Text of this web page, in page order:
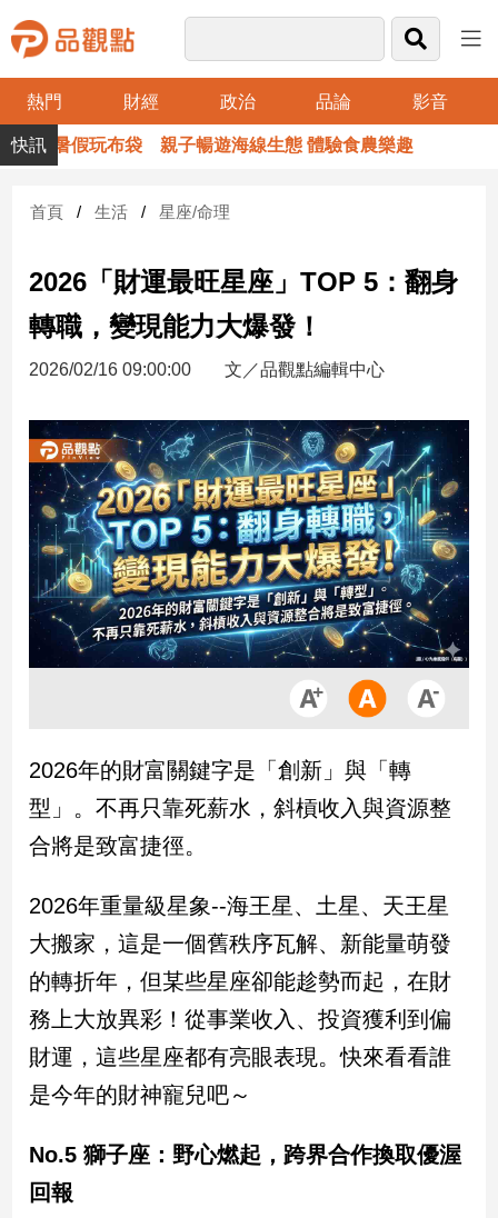
熱門 財經 政治 品論 影音
品
觀
財
台
財
新
產
經/
股
市
房
地
產
品
政
政
治
點
品
點
民
調
國
會
暑假玩布袋 親子暢遊海線生態 體驗食農樂趣
首頁 生活 星座/命理
2026「財運最旺星座」TOP 5：翻身
轉職，變現能力大爆發！
2026/02/16 09:00:00 文／品觀點編輯中心
2026年的財富關鍵字是「創新」與「轉
型」。不再只靠死薪水，斜槓收入與資源整
合將是致富捷徑。
2026年重量級星象--海王星、土星、天王星
大搬家，這是一個舊秩序瓦解、新能量萌發
的轉折年，但某些星座卻能趁勢而起，在財
務上大放異彩！從事業收入、投資獲利到偏
財運，這些星座都有亮眼表現。快來看看誰
是今年的財神寵兒吧～
No.5 獅子座：野心燃起，跨界合作換取優渥
回報